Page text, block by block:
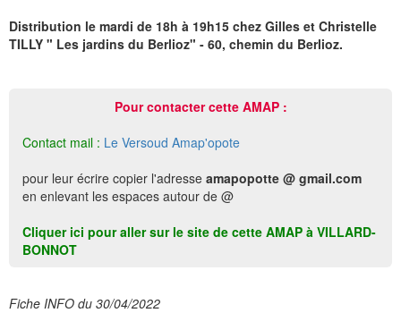
Distribution le mardi de 18h à 19h15 chez Gilles et Christelle
TILLY " Les jardins du Berlioz" - 60, chemin du Berlioz.
Pour contacter cette AMAP :
Contact mail : Le Versoud Amap'opote
pour leur écrire copier l'adresse amapopotte @ gmail.com
en enlevant les espaces autour de @
Cliquer ici pour aller sur le site de cette AMAP à VILLARD-
BONNOT
Fiche INFO du 30/04/2022